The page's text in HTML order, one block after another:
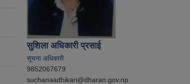
सुशिला अधिकारी प्रसाई
सूचना अधिकारी
9852067679
suchanaadhikari@dharan.gov.np